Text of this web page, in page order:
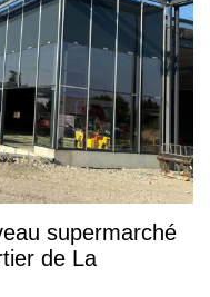
supermarché
de La